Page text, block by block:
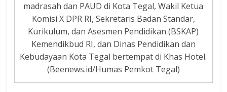
madrasah dan PAUD di Kota Tegal, Wakil Ketua
Komisi X DPR RI, Sekretaris Badan Standar,
Kurikulum, dan Asesmen Pendidikan (BSKAP)
Kemendikbud RI, dan Dinas Pendidikan dan
Kebudayaan Kota Tegal bertempat di Khas Hotel.
(Beenews.id/Humas Pemkot Tegal)